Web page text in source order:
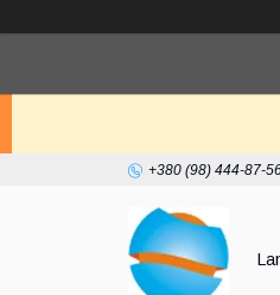
+380 (98) 444-87-